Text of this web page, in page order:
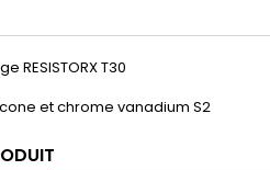
RESISTORX T30
et chrome vanadium S2